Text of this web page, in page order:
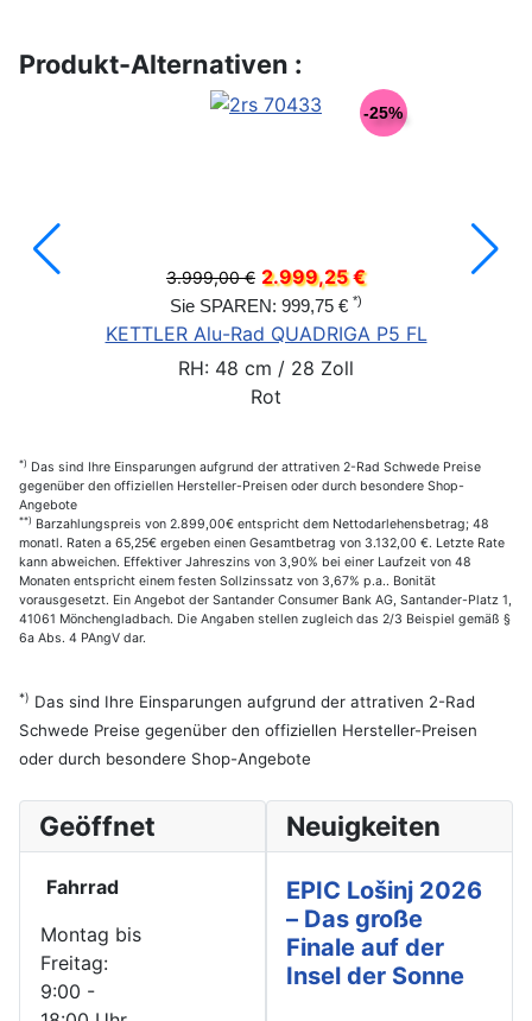
Produkt-Alternativen :
-25%
3.999,00 € 2.999,25 €
Sie SPAREN: 999,75 € *)
KETTLER Alu-Rad QUADRIGA P5 FL
RH: 48 cm / 28 Zoll
Rot
*) Das sind Ihre Einsparungen aufgrund der attrativen 2-Rad Schwede Preise
gegenüber den offiziellen Hersteller-Preisen oder durch besondere Shop-
Angebote
**) Barzahlungspreis von 2.899,00€ entspricht dem Nettodarlehensbetrag; 48
monatl. Raten a 65,25€ ergeben einen Gesamtbetrag von 3.132,00 €. Letzte Rate
kann abweichen. Effektiver Jahreszins von 3,90% bei einer Laufzeit von 48
Monaten entspricht einem festen Sollzinssatz von 3,67% p.a.. Bonität
vorausgesetzt. Ein Angebot der Santander Consumer Bank AG, Santander-Platz 1,
41061 Mönchengladbach. Die Angaben stellen zugleich das 2/3 Beispiel gemäß §
6a Abs. 4 PAngV dar.
*) Das sind Ihre Einsparungen aufgrund der attrativen 2-Rad
Schwede Preise gegenüber den offiziellen Hersteller-Preisen
oder durch besondere Shop-Angebote
Geöffnet
Fahrrad
Montag bis
Freitag:
9:00 -
Neuigkeiten
EPIC Lošinj 2026
– Das große
Finale auf der
Insel der Sonne